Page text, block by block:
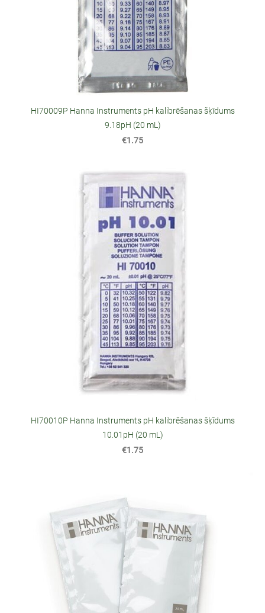
HI70009P Hanna Instruments pH kalibrēšanas šķīdums
9.18pH (20 mL)
€1.75
HI70010P Hanna Instruments pH kalibrēšanas šķīdums
10.01pH (20 mL)
€1.75